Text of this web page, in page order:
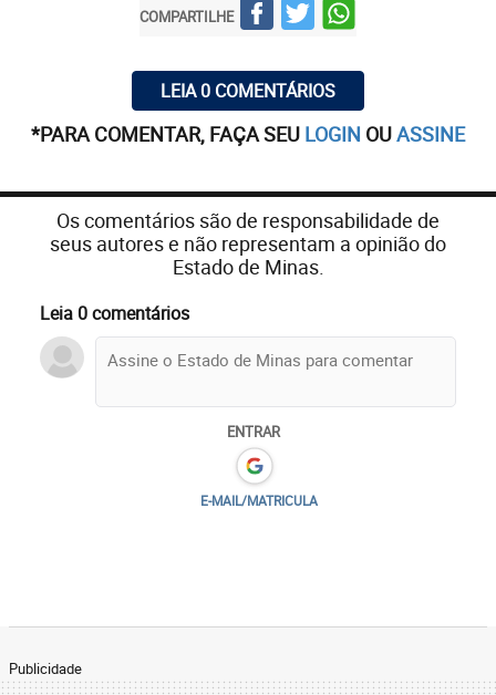
COMPARTILHE
LEIA 0 COMENTÁRIOS
*PARA COMENTAR, FAÇA SEU LOGIN OUASSINE
Os comentários são de responsabilidade de
seus autores e não representam a opinião do
Estado de Minas.
Leia 0 comentários
ENTRAR
E-MAIL/MATRICULA
Publicidade